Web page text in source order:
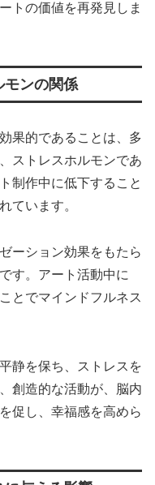
トの価値を再発見しま
モンの関係
果的であることは、多
ストレスホルモンであ
制作中に低下すること
ています。
ーション効果をもたら
す。アート活動中に
とでマインドフルネス
静を保ち、ストレスを
創造的な活動が、脳内
促し、幸福感を高めら